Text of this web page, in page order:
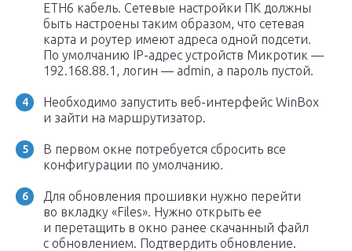
ЕТН6 кабель. Сетевые настройки ПК должны
быть настроены таким образом, что сетевая
карта и роутер имеют адреса одной подсети.
По умолчанию IP-адрес устройств Микротик —
192.168.88.1, логин — admin, а пароль пустой.
Необходимо запустить веб-интерфейс WinBox
и зайти на маршрутизатор.
В первом окне потребуется сбросить все
конфигурации по умолчанию.
Для обновления прошивки нужно перейти
во вкладку «Files». Нужно открыть ее
и перетащить в окно ранее скачанный файл
с обновлением. Подтвердить обновление.